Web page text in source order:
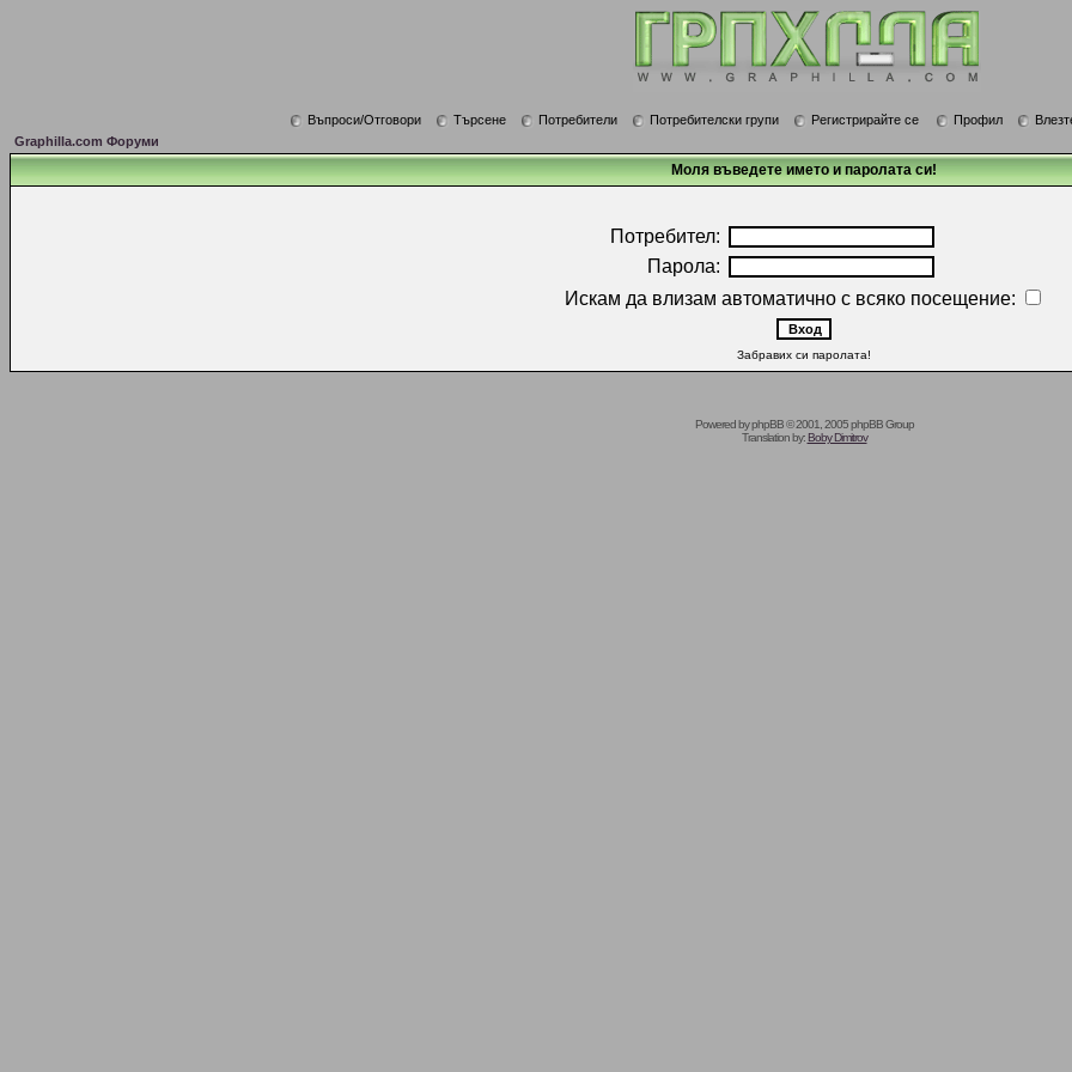
Въпроси/Отговори Търсене Потребители Потребителски групи Регистрирайте се Профил
Graphilla.com Форуми
Моля въведете името и паролата си!
Потребител:
Парола:
Искам да влизам автоматично с всяко посещение:
Забравих си паролата!
Powered byphpBB© 2001, 2005 phpBB Group
Translation by:Boby Dimitrov